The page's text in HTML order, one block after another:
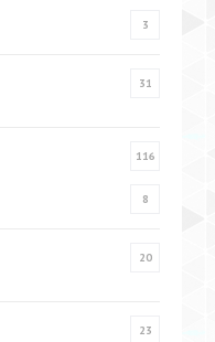
3
31
116
8
20
23